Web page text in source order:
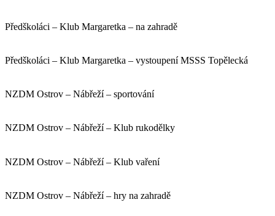
Předškoláci – Klub Margaretka – na zahradě
Předškoláci – Klub Margaretka – vystoupení MSSS Topělecká
NZDM Ostrov – Nábřeží – sportování
NZDM Ostrov – Nábřeží – Klub rukodělky
NZDM Ostrov – Nábřeží – Klub vaření
NZDM Ostrov – Nábřeží – hry na zahradě